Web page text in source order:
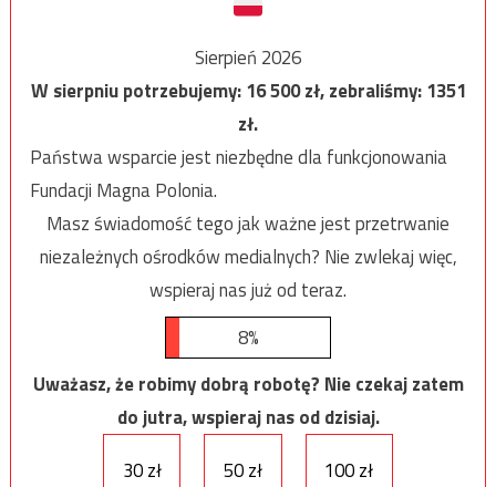
Sierpień 2026
W sierpniu potrzebujemy:16 500zł, zebraliśmy:1351
zł.
Państwa wsparcie jest niezbędne dla funkcjonowania
Fundacji Magna Polonia.
Masz świadomość tego jak ważne jest przetrwanie
niezależnych ośrodków medialnych? Nie zwlekaj więc,
wspieraj nas już od teraz.
8%
Uważasz, że robimy dobrą robotę? Nie czekaj zatem
do jutra, wspieraj nas od dzisiaj.
30 zł
50 zł 100 zł